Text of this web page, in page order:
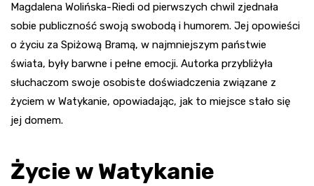
Magdalena Wolińska-Riedi od pierwszych chwil zjednała
sobie publiczność swoją swobodą i humorem. Jej opowieści
o życiu za Spiżową Bramą, w najmniejszym państwie
świata, były barwne i pełne emocji. Autorka przybliżyła
słuchaczom swoje osobiste doświadczenia związane z
życiem w Watykanie, opowiadając, jak to miejsce stało się
jej domem.
Życie w Watykanie